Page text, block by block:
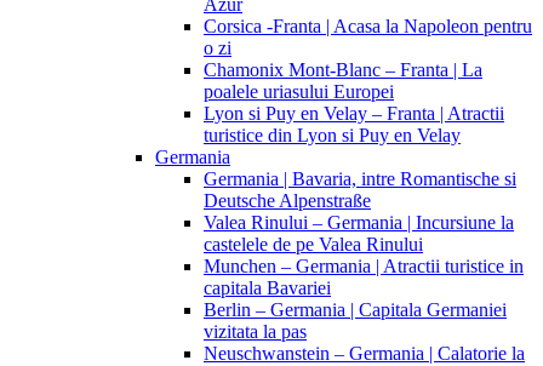
Azur
Corsica -Franta | Acasa la Napoleon pentru
o zi
Chamonix Mont-Blanc – Franta | La
poalele uriasului Europei
Lyon si Puy en Velay – Franta | Atractii
turistice din Lyon si Puy en Velay
Germania
Germania | Bavaria, intre Romantische si
Deutsche Alpenstraße
Valea Rinului – Germania | Incursiune la
castelele de pe Valea Rinului
Munchen – Germania | Atractii turistice in
capitala Bavariei
Berlin – Germania | Capitala Germaniei
vizitata la pas
Neuschwanstein – Germania | Calatorie la